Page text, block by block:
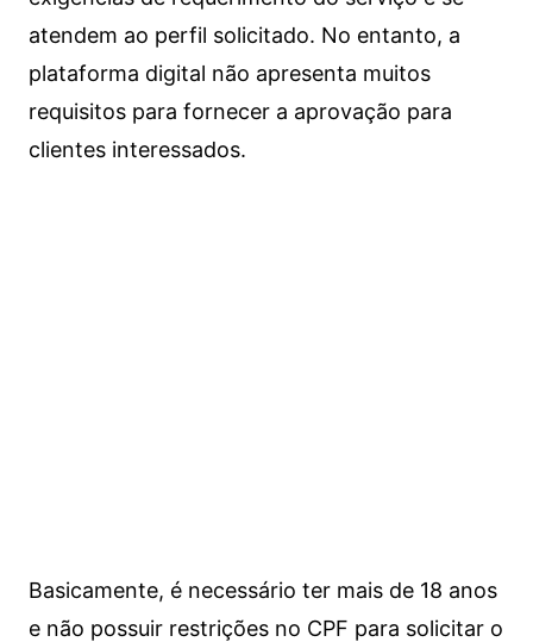
atendem ao perfil solicitado. No entanto, a
plataforma digital não apresenta muitos
requisitos para fornecer a aprovação para
clientes interessados.
Basicamente, é necessário ter mais de 18 anos
e não possuir restrições no CPF para solicitar o